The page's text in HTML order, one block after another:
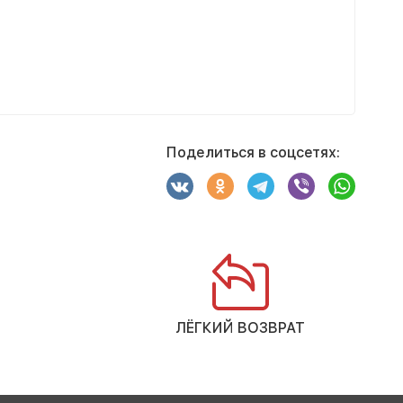
Поделиться в соцсетях:
ЛЁГКИЙ ВОЗВРАТ